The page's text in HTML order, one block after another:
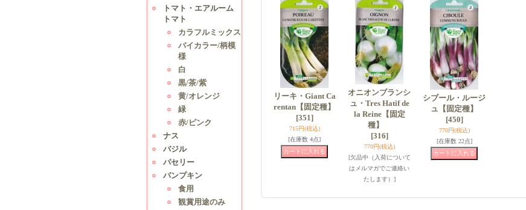
トマト・エアルーム
トマト
カラフルミックス
バイカラー/柄模
様
白
黒/茶/紫
黄/オレンジ
緑
赤/ピンク
ナス
バジル
パセリー
パンプキン
食用
観賞用途のみ
リーキ・Giant Ca
rentan【固定種】
[351]
715円(税込)
[在庫数 4点]
オニオンブランシ
ュ・Tres Hatif de
la Reine【固定
種】
[316]
770円(税込)
[欠品中（入荷について
はメルマガでご連絡い
たします）]
シブール・ルージ
ュ【固定種】
[450]
770円(税込)
[在庫数 22点]